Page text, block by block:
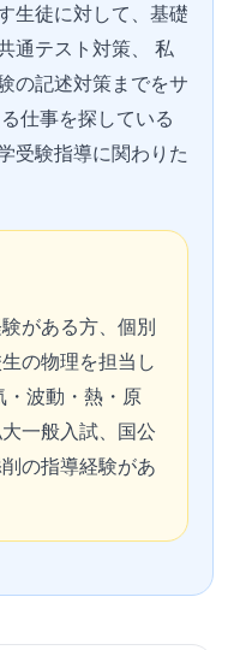
生徒に対して、基礎
通テスト対策、 私
の記述対策までをサ
仕事を探している
受験指導に関わりた
がある方、個別
の物理を担当し
・波動・熱・原
一般入試、国公
の指導経験があ